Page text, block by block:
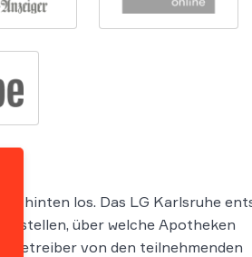
hinten los. Das LG Karlsruhe
über welche Apotheken
von den teilnehmenden